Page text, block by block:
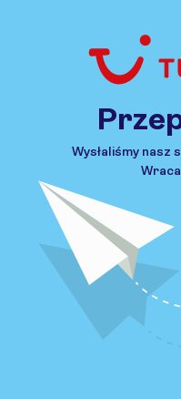
Przejdź do TUI.pl
Wysłaliśmy nasz